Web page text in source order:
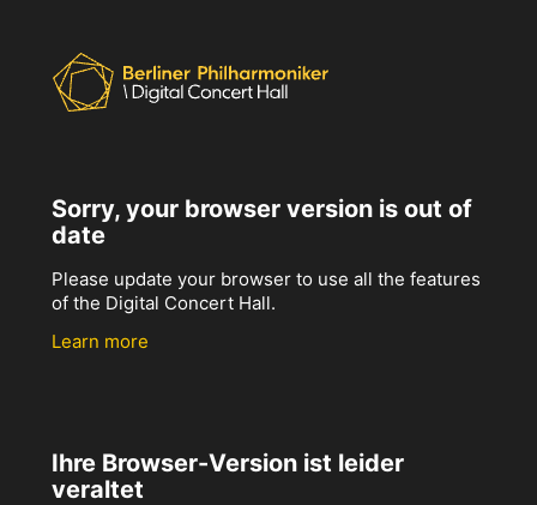
Sorry, your browser version is out of
date
Please update your browser to use all the features
of the Digital Concert Hall.
Learn more
Ihre Browser-Version ist leider
veraltet